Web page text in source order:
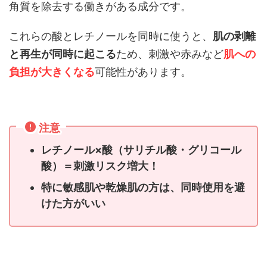
角質を除去する働きがある成分です。
これらの酸とレチノールを同時に使うと、 肌の剥離
と再生が同時に起こるため、刺激や赤みなど肌への
負担が大きくなる可能性があります。
注意
レチノール×酸（サリチル酸・グリコール
酸）＝刺激リスク増大！
特に敏感肌や乾燥肌の方は、同時使用を避
けた方がいい